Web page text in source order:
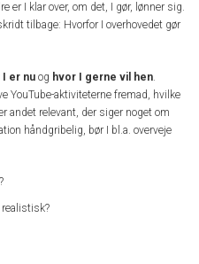
er I klar over, om det, I gør, lønner sig.
tilbage: Hvorfor I overhovedet gør
I er nu og hvor I gerne vil hen
YouTube-aktiviteterne fremad, hvilke
andet relevant, der siger noget om
håndgribelig, bør I bl.a. overveje
realistisk?